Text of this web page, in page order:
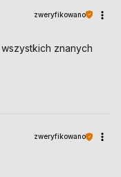
zweryfikowano
znanych
zweryfikowano